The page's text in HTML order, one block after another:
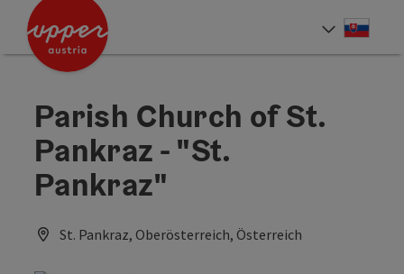
Accesskey
Accesskey
Parish Church of St.
Pankraz - "St.
Pankraz"
St. Pankraz, Oberösterreich, Österreich